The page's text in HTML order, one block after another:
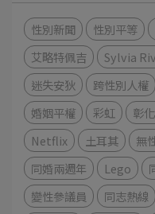
性別新聞 性別平等
艾略特佩吉
Sylvia
迷失安狄
跨性別人權
婚姻平權
彩虹 彰
Netflix
土耳其 無
同婚兩週年
Lego
變性參議員
同志熱線